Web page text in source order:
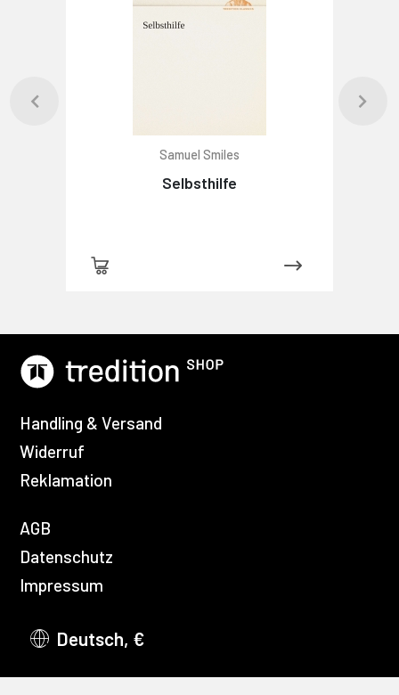
Samuel Smiles
Selbsthilfe
Handling & Versand
Widerruf
Reklamation
AGB
Datenschutz
Impressum
Deutsch, €